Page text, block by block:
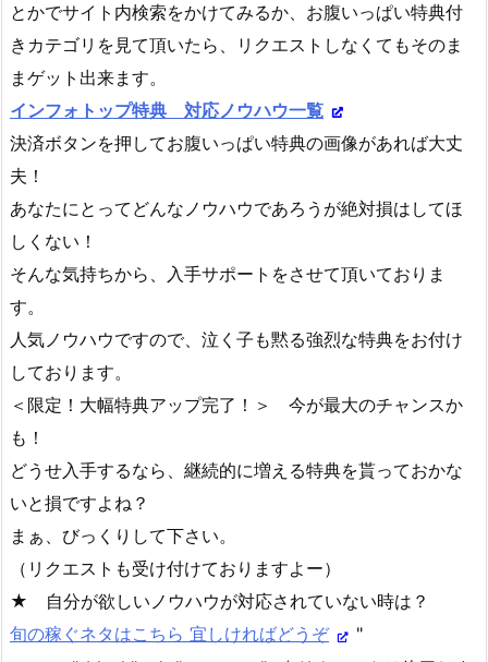
とかでサイト内検索をかけてみるか、お腹いっぱい特典付
きカテゴリを見て頂いたら、リクエストしなくてもそのま
まゲット出来ます。
インフォトップ特典 対応ノウハウ一覧
決済ボタンを押してお腹いっぱい特典の画像があれば大丈
夫！
あなたにとってどんなノウハウであろうが絶対損はしてほ
しくない！
そんな気持ちから、入手サポートをさせて頂いておりま
す。
人気ノウハウですので、泣く子も黙る強烈な特典をお付け
しております。
＜限定！大幅特典アップ完了！＞ 今が最大のチャンスか
も！
どうせ入手するなら、継続的に増える特典を貰っておかな
いと損ですよね？
まぁ、びっくりして下さい。
（リクエストも受け付けておりますよー）
★ 自分が欲しいノウハウが対応されていない時は？
旬の稼ぐネタはこちら 宜しければどうぞ
"